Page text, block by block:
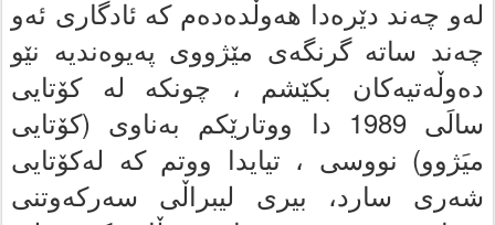
له‌و چەند دێرەدا هه‌وڵده‌ده‌م که‌ ئادگاری ئه‌و
چەند ساته‌ گرنگەی مێژووی پەیوەندیە نێو
دەوڵەتیەکان بکێشم ، چونکه‌ له‌ کۆتایى
سالَى 1989 دا ووتارێکم به‌ناوى (کۆتایى
میَژوو) نووسى ، تیایدا ووتم که‌ له‌کۆتایى
شه‌رى سارد، بیرى لیبراڵى سه‌رکه‌وتنى